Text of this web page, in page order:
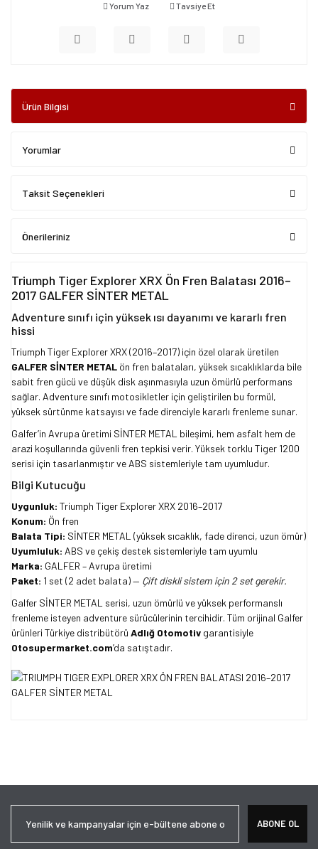
Yorum Yaz Tavsiye Et
Ürün Bilgisi
Yorumlar
Taksit Seçenekleri
Önerileriniz
Triumph Tiger Explorer XRX Ön Fren Balatası 2016–
2017 GALFER SİNTER METAL
Adventure sınıfı için yüksek ısı dayanımı ve kararlı fren
hissi
Triumph Tiger Explorer XRX (2016–2017) için özel olarak üretilen
GALFER SİNTER METAL ön fren balataları, yüksek sıcaklıklarda bile
sabit fren gücü ve düşük disk aşınmasıyla uzun ömürlü performans
sağlar. Adventure sınıfı motosikletler için geliştirilen bu formül,
yüksek sürtünme katsayısı ve fade direnciyle kararlı frenleme sunar.
Galfer’in Avrupa üretimi SİNTER METAL bileşimi, hem asfalt hem de
arazi koşullarında güvenli fren tepkisi verir. Yüksek torklu Tiger 1200
serisi için tasarlanmıştır ve ABS sistemleriyle tam uyumludur.
Bilgi Kutucuğu
Uygunluk: Triumph Tiger Explorer XRX 2016–2017
Konum: Ön fren
Balata Tipi: SİNTER METAL (yüksek sıcaklık, fade direnci, uzun ömür)
Uyumluluk: ABS ve çekiş destek sistemleriyle tam uyumlu
Marka: GALFER – Avrupa üretimi
Paket: 1 set (2 adet balata) — Çift diskli sistem için 2 set gerekir.
Galfer SİNTER METAL serisi, uzun ömürlü ve yüksek performanslı
frenleme isteyen adventure sürücülerinin tercihidir. Tüm orijinal Galfer
ürünleri Türkiye distribütörü Adlığ Otomotiv garantisiyle
Otosupermarket.com’da satıştadır.
Ürün açıklamasında eksik bilgiler bulunuyor.
ABONE OL